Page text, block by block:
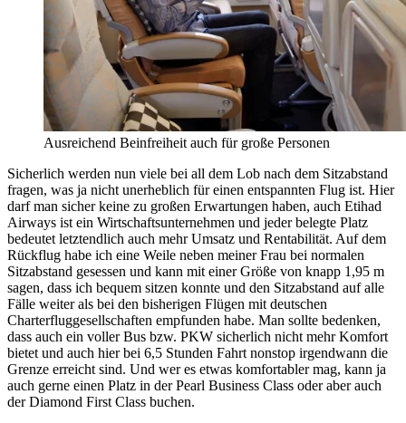
Ausreichend Beinfreiheit auch für große Personen
Sicherlich werden nun viele bei all dem Lob nach dem Sitzabstand
fragen, was ja nicht unerheblich für einen entspannten Flug ist. Hier
darf man sicher keine zu großen Erwartungen haben, auch Etihad
Airways ist ein Wirtschaftsunternehmen und jeder belegte Platz
bedeutet letztendlich auch mehr Umsatz und Rentabilität. Auf dem
Rückflug habe ich eine Weile neben meiner Frau bei normalen
Sitzabstand gesessen und kann mit einer Größe von knapp 1,95 m
sagen, dass ich bequem sitzen konnte und den Sitzabstand auf alle
Fälle weiter als bei den bisherigen Flügen mit deutschen
Charterfluggesellschaften empfunden habe. Man sollte bedenken,
dass auch ein voller Bus bzw. PKW sicherlich nicht mehr Komfort
bietet und auch hier bei 6,5 Stunden Fahrt nonstop irgendwann die
Grenze erreicht sind. Und wer es etwas komfortabler mag, kann ja
auch gerne einen Platz in der Pearl Business Class oder aber auch
der Diamond First Class buchen.